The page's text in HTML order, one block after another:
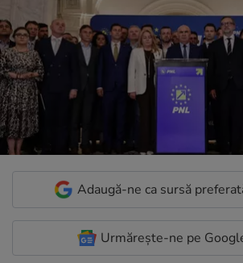
Adaugă-ne ca sursă
Urmărește-ne pe